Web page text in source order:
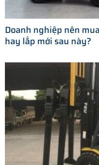
Doanh nghiệp nên
hay lắp mới sau này?